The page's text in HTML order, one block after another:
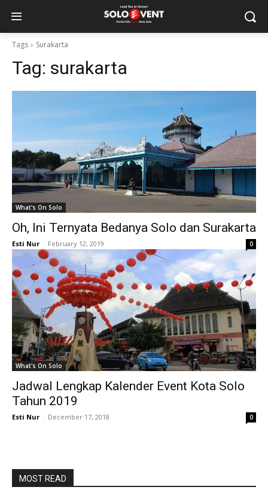
Tags Surakarta
Tag: surakarta
What's On Solo
Oh, Ini Ternyata Bedanya Solo dan Surakarta
Esti Nur - February 12, 2019 0
What's On Solo
Jadwal Lengkap Kalender Event Kota Solo
Tahun 2019
Esti Nur - December 17, 2018 0
MOST READ